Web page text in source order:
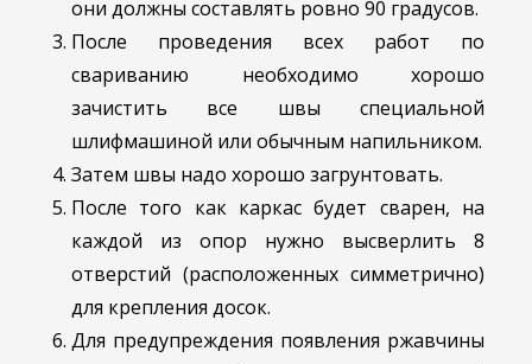
они должны составлять ровно 90 градусов.
После проведения всех работ по
свариванию необходимо хорошо
зачистить все швы специальной
шлифмашиной или обычным напильником.
Затем швы надо хорошо загрунтовать.
После того как каркас будет сварен, на
каждой из опор нужно высверлить 8
отверстий (расположенных симметрично)
для крепления досок.
Для предупреждения появления ржавчины